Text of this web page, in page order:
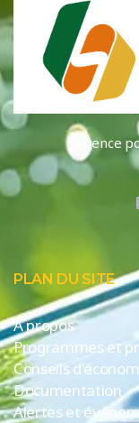
Agence
PLAN DU SITE
A propos
Programmes et
Conseils
Documentation
Alertes et